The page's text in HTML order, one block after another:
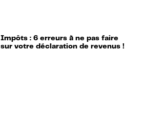
Impôts : 6 erreurs à ne pas faire
sur votre déclaration de revenus !